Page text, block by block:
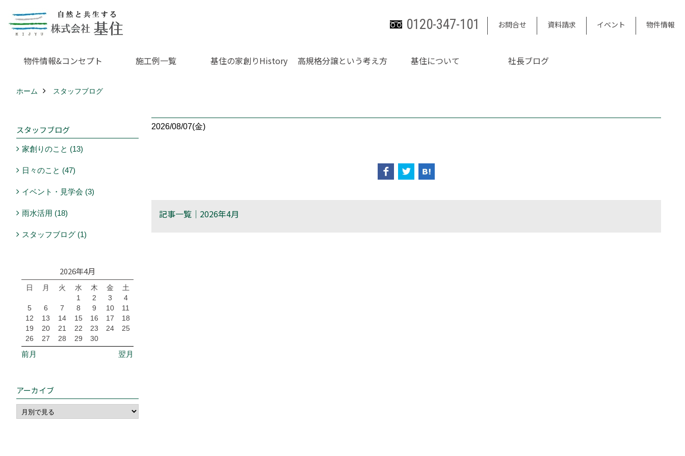
0120-347-101 お問合せ 資料請求 イベント 物件情報
物件情報&コンセプト 施工例一覧 基住の家創りHistory 高規格分譲という考え方 基住について 社長ブログ
ホーム スタッフブログ
2026/08/07(金)
記事一覧｜2026年4月
スタッフブログ
家創りのこと (13)
日々のこと (47)
イベント・見学会 (3)
雨水活用 (18)
スタッフブログ (1)
2026年4月
日 月 火 水 木 金
土
1
2 3
4
5
6 7 8 9 10
11
12
13 14 15 16 17
18
19
20 21 22 23 24
25
26
27 28 29 30
前月 翌月
アーカイブ